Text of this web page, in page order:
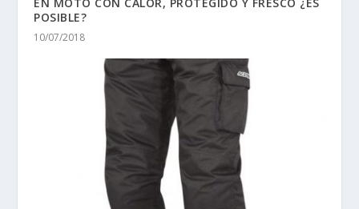
POSIBLE?
10/07/2018